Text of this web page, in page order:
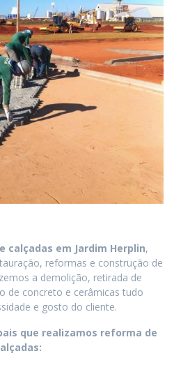
calçadas em Jardim Herplin,
reformas e construção de
a demolição, retirada de
de concreto e cerâmicas tudo
e gosto do cliente.
que realizamos reforma de